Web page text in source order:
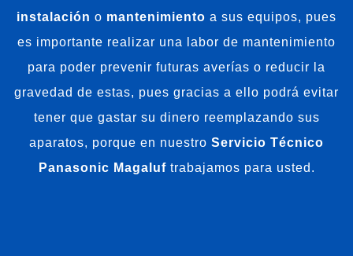
instalación o mantenimiento a sus equipos, pues
es importante realizar una labor de mantenimiento
para poder prevenir futuras averías o reducir la
gravedad de estas, pues gracias a ello podrá evitar
tener que gastar su dinero reemplazando sus
aparatos, porque en nuestro Servicio Técnico
Panasonic Magaluftrabajamos para usted.